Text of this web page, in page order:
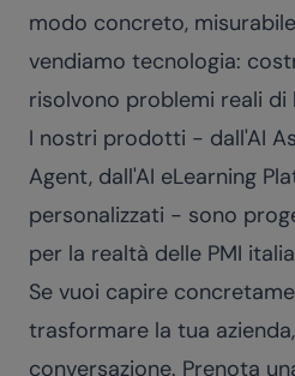
modo concreto,
vendiamo tecnologia:
risolvono problemi reali di
I nostri prodotti - dall'AI
Agent, dall'AI eLearning
personalizzati - sono
per la realtà delle PMI
Se vuoi capire
trasformare la tua
conversazione. Prenota